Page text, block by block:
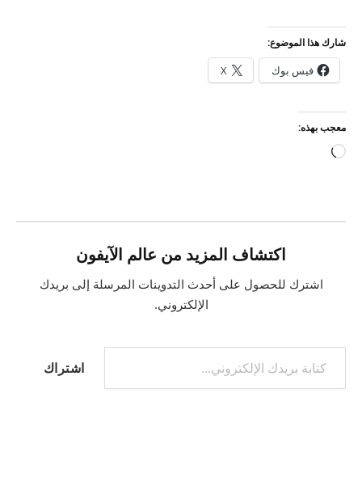
شارك هذا الموضوع:
فيس بوك X
معجب بهذه:
جاري
اكتشاف المزيد من عالم الآيفون
اشترك للحصول على أحدث التدوينات المرسلة إلى بريدك
الإلكتروني.
كتابة بريدك الإلكتروني...
اشتراك